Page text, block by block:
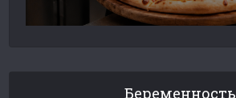
Беременность